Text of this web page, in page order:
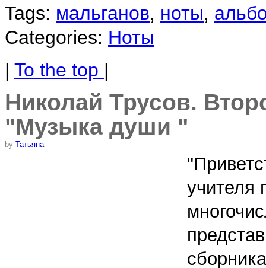
Tags: мальганов, ноты,
Categories: Ноты
| To the top |
Николай Трусов.
"Музыка души "
by Татьяна
учителя